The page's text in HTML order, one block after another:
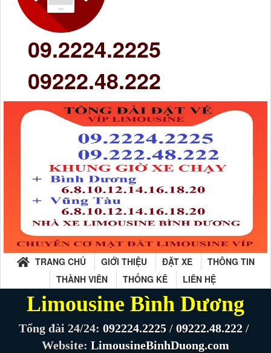
09.2224.2225
09222.48.222
TRANG CHỦ GIỚI THIỆU ĐẶT XE
THÔNG TIN
THÀNH VIÊN
THỐNG KÊ LIÊN HỆ
Limousine Bình Dương
Tổng đài 24/24: 092224.2225 / 09222.48.222 /
Website: LimousineBinhDuong.com